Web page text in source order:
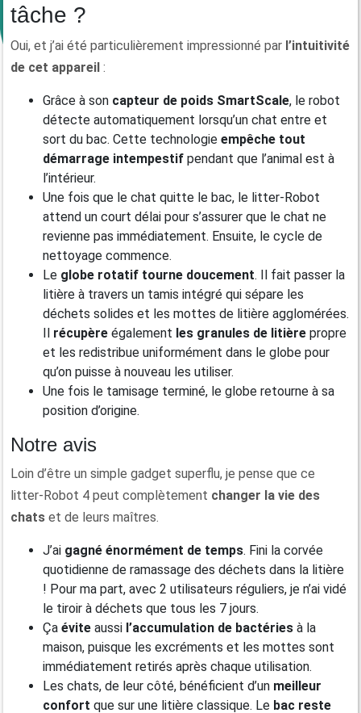
tâche ?
Oui, et j’ai été particulièrement impressionné par l’intuitivité
de cet appareil :
Grâce à son capteur de poids SmartScale, le robot
détecte automatiquement lorsqu’un chat entre et
sort du bac. Cette technologie empêche tout
démarrage intempestif pendant que l’animal est à
l’intérieur.
Une fois que le chat quitte le bac, le litter-Robot
attend un court délai pour s’assurer que le chat ne
revienne pas immédiatement. Ensuite, le cycle de
nettoyage commence.
Le globe rotatif tourne doucement. Il fait passer la
litière à travers un tamis intégré qui sépare les
déchets solides et les mottes de litière agglomérées.
Il récupère également les granules de litière propre
et les redistribue uniformément dans le globe pour
qu’on puisse à nouveau les utiliser.
Une fois le tamisage terminé, le globe retourne à sa
position d’origine.
Notre avis
Loin d’être un simple gadget superflu, je pense que ce
litter-Robot 4 peut complètement changer la vie des
chats et de leurs maîtres.
J’ai gagné énormément de temps. Fini la corvée
quotidienne de ramassage des déchets dans la litière
! Pour ma part, avec 2 utilisateurs réguliers, je n’ai vidé
le tiroir à déchets que tous les 7 jours.
Ça évite aussi l’accumulation de bactéries à la
maison, puisque les excréments et les mottes sont
immédiatement retirés après chaque utilisation.
Les chats, de leur côté, bénéficient d’un meilleur
confort que sur une litière classique. Le bac reste